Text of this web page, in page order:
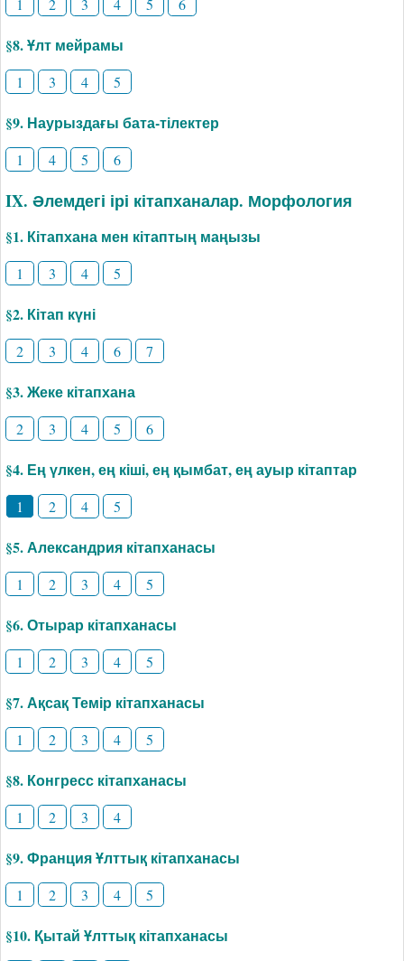
§8. Ұлт мейрамы
1 3 4 5
§9. Наурыздағы бата-тілектер
1 4 5 6
IX. Әлемдегі ірі кітапханалар. Морфология
§1. Кітапхана мен кітаптың маңызы
1 3 4 5
§2. Кітап күні
2 3 4 6 7
§3. Жеке кітапхана
2 3 4 5 6
§4. Ең үлкен, ең кіші, ең қымбат, ең ауыр кітаптар
1 2 4 5
§5. Александрия кітапханасы
1 2 3 4 5
§6. Отырар кітапханасы
1 2 3 4 5
§7. Ақсақ Темір кітапханасы
1 2 3 4 5
§8. Конгресс кітапханасы
1 2 3 4
§9. Франция Ұлттық кітапханасы
1 2 3 4 5
§10. Қытай Ұлттық кітапханасы